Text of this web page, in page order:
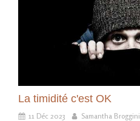
La timidité c'est OK
11 Déc 2023 Samantha Broggini